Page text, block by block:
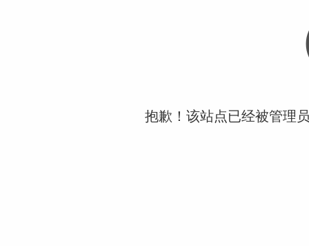
抱歉！该站点已经被管理